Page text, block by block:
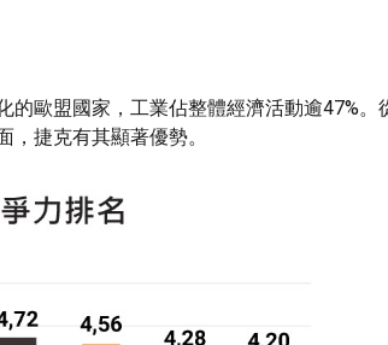
歐盟國家，工業佔整體經濟活動逾47%。
捷克有其顯著優勢。